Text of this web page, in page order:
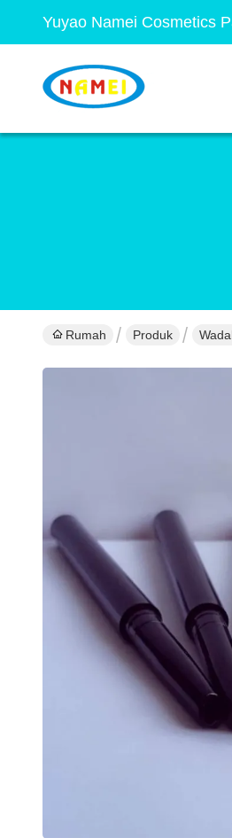
Yuyao Namei Cosmetics
Rumah Produk